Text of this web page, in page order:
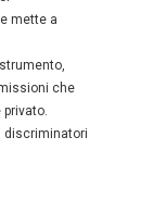
mette a
che
privato.
discriminatori